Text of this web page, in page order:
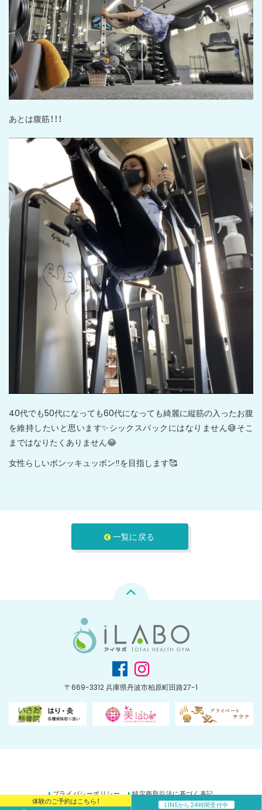
あとは腹筋！！！
40代でも50代になっても60代になっても綺麗に縦筋の入ったお腹
を維持したいと思います✨シックスパックにはなりません😅そこ
まではなりたくありません😂
女性らしいボンッキュッボン‼️を目指します🥰
一覧に戻る
〒669-3312 兵庫県丹波市柏原町田路27-1
体験のご予約はこちら！ LINEから24時間受付中
プライバシーポリシー 特定商取引法に基づく表記